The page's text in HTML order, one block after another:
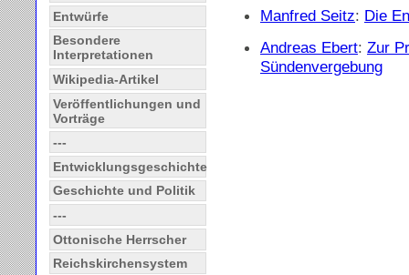
Entwürfe
Besondere
Interpretationen
Wikipedia-Artikel
Veröffentlichungen und
Vorträge
---
Entwicklungsgeschichte
Geschichte und Politik
---
Ottonische Herrscher
Reichskirchensystem
Manfred Seitz: Die
Andreas Ebert: Zur
Sündenvergebung